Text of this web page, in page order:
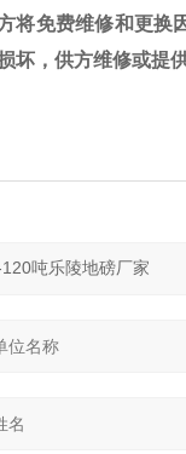
将免费维修和更
坏，供方维修或提